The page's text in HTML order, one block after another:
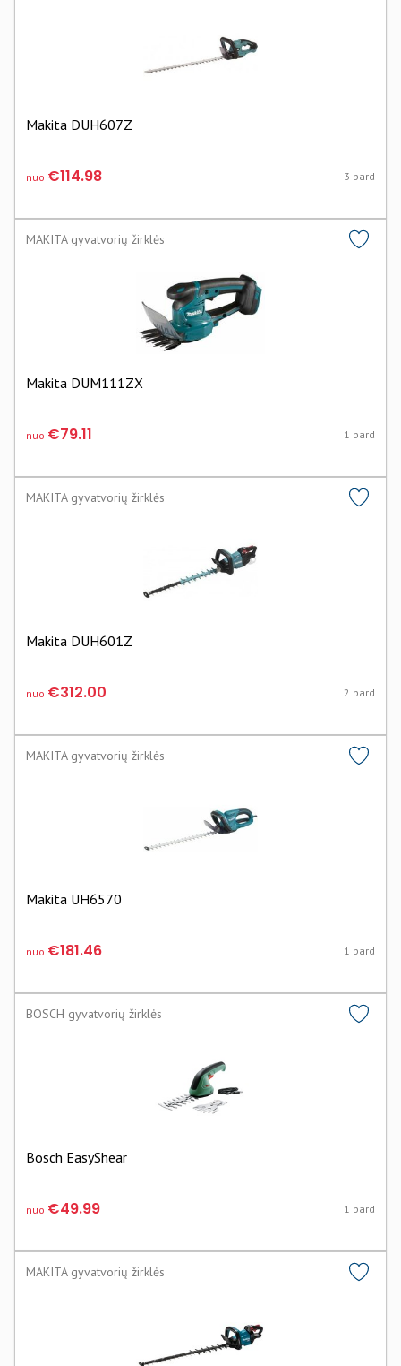
Makita DUH607Z
nuo €114.98 3 pard
MAKITA gyvatvorių žirklės
Makita DUM111ZX
nuo €79.11 1 pard
MAKITA gyvatvorių žirklės
Makita DUH601Z
nuo €312.00 2 pard
MAKITA gyvatvorių žirklės
Makita UH6570
nuo €181.46 1 pard
BOSCH gyvatvorių žirklės
Bosch EasyShear
nuo €49.99 1 pard
MAKITA gyvatvorių žirklės